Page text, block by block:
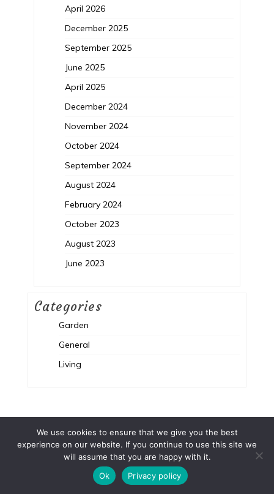
April 2026
December 2025
September 2025
June 2025
April 2025
December 2024
November 2024
October 2024
September 2024
August 2024
February 2024
October 2023
August 2023
June 2023
Categories
Garden
General
Living
Proudly powered by WordPress|Theme :New Blog a free
WordPress theme: by :Postmagthemes
We use cookies to ensure that we give you the best
experience on our website. If you continue to use this site we
will assume that you are happy with it.
Ok
Privacy policy